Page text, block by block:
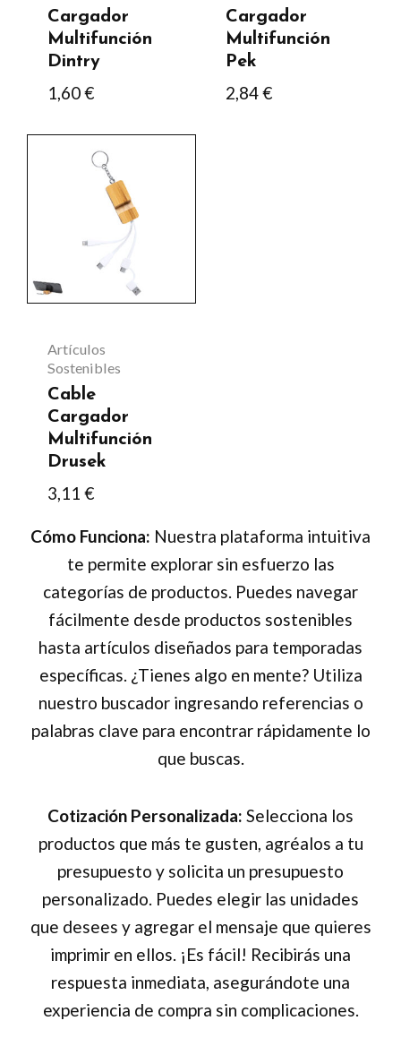
Cargador
Multifunción
Dintry
1,60€
en
la
de
producto
Cargador
Multifunción
Pek
2,84€
en
la
de
Artículos
Sostenibles
Cable
Cargador
Multifunción
Drusek
3,11 €
Cómo Funciona: Nuestra plataforma intuitiva
te permite explorar sin esfuerzo las
categorías de productos. Puedes navegar
fácilmente desde productos sostenibles
hasta artículos diseñados para temporadas
específicas. ¿Tienes algo en mente? Utiliza
nuestro buscador ingresando referencias o
palabras clave para encontrar rápidamente lo
que buscas.
Cotización Personalizada: Selecciona los
productos que más te gusten, agréalos a tu
presupuesto y solicita un presupuesto
personalizado. Puedes elegir las unidades
que desees y agregar el mensaje que quieres
imprimir en ellos. ¡Es fácil! Recibirás una
respuesta inmediata, asegurándote una
experiencia de compra sin complicaciones.